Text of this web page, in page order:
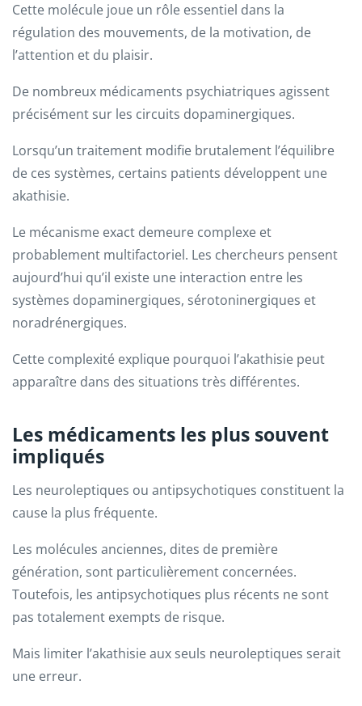
Cette molécule joue un rôle essentiel dans la
régulation des mouvements, de la motivation, de
l’attention et du plaisir.
De nombreux médicaments psychiatriques agissent
précisément sur les circuits dopaminergiques.
Lorsqu’un traitement modifie brutalement l’équilibre
de ces systèmes, certains patients développent une
akathisie.
Le mécanisme exact demeure complexe et
probablement multifactoriel. Les chercheurs pensent
aujourd’hui qu’il existe une interaction entre les
systèmes dopaminergiques, sérotoninergiques et
noradrénergiques.
Cette complexité explique pourquoi l’akathisie peut
apparaître dans des situations très différentes.
Les médicaments les plus souvent
impliqués
Les neuroleptiques ou antipsychotiques constituent la
cause la plus fréquente.
Les molécules anciennes, dites de première
génération, sont particulièrement concernées.
Toutefois, les antipsychotiques plus récents ne sont
pas totalement exempts de risque.
Mais limiter l’akathisie aux seuls neuroleptiques serait
une erreur.